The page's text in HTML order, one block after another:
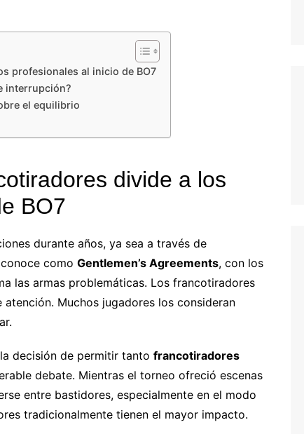
profesionales al inicio de BO7
interrupción?
el equilibrio
divide a los
BO7
durante años, ya sea a través de
como Gentlemen’s Agreements, con los
las armas problemáticas. Los francotiradores
Muchos jugadores los consideran
decisión de permitir tanto francotiradores
debate. Mientras el torneo ofreció escenas
entre bastidores, especialmente en el modo
tradicionalmente tienen el mayor impacto.